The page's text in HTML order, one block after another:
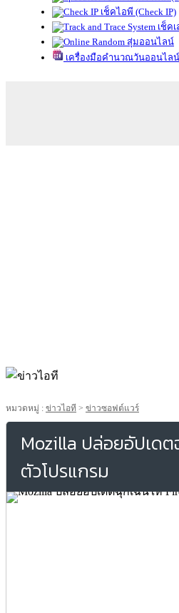
เช็คไอพี (Check IP)
เช็ค
สุ่มออนไลน์
เครื่องมือคำนวณวันออนไลน์
หมวดหมู่ : ข่าวไอที > ข่าวซอฟต์แวร์
Mozilla ปล่อยอัปเด
ตัวโปรแกรม